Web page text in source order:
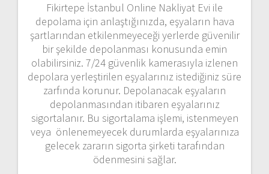
Fikirtepe İstanbul Online Nakliyat Evi ile
depolama için anlaştığınızda, eşyaların hava
şartlarından etkilenmeyeceği yerlerde güvenilir
bir şekilde depolanması konusunda emin
olabilirsiniz. 7/24 güvenlik kamerasıyla izlenen
depolara yerleştirilen eşyalarınız istediğiniz süre
zarfında korunur. Depolanacak eşyaların
depolanmasından itibaren eşyalarınız
sigortalanır. Bu sigortalama işlemi, istenmeyen
veya önlenemeyecek durumlarda eşyalarınıza
gelecek zararın sigorta şirketi tarafından
ödenmesini sağlar.